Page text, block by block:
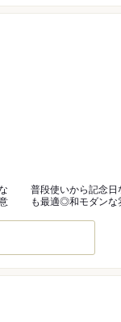
普段使いから記念日
も最適◎和モダンな